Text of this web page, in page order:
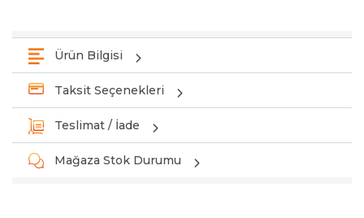
Ürün Bilgisi
Taksit Seçenekleri
Teslimat / İade
Mağaza Stok Durumu